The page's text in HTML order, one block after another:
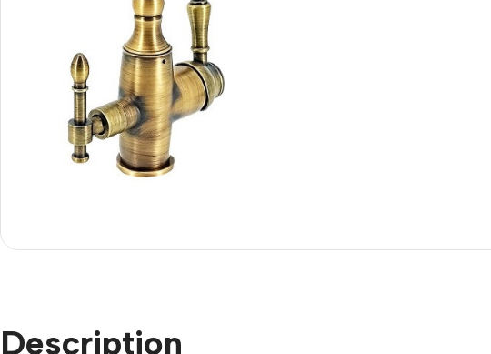
Description